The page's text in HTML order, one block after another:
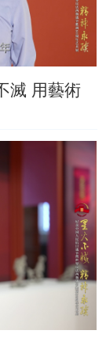
滅 用藝術